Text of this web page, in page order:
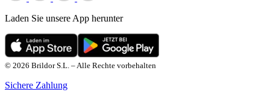
Laden Sie unsere App herunter
© 2026 Brildor S.L. – Alle Rechte vorbehalten
Sichere Zahlung